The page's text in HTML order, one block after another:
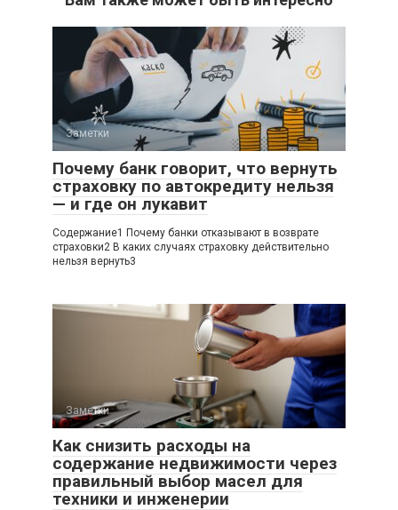
Заметки
Почему банк говорит, что вернуть
страховку по автокредиту нельзя
— и где он лукавит
Содержание1 Почему банки отказывают в возврате
страховки2 В каких случаях страховку действительно
нельзя вернуть3
Заметки
Как снизить расходы на
содержание недвижимости через
правильный выбор масел для
техники и инженерии